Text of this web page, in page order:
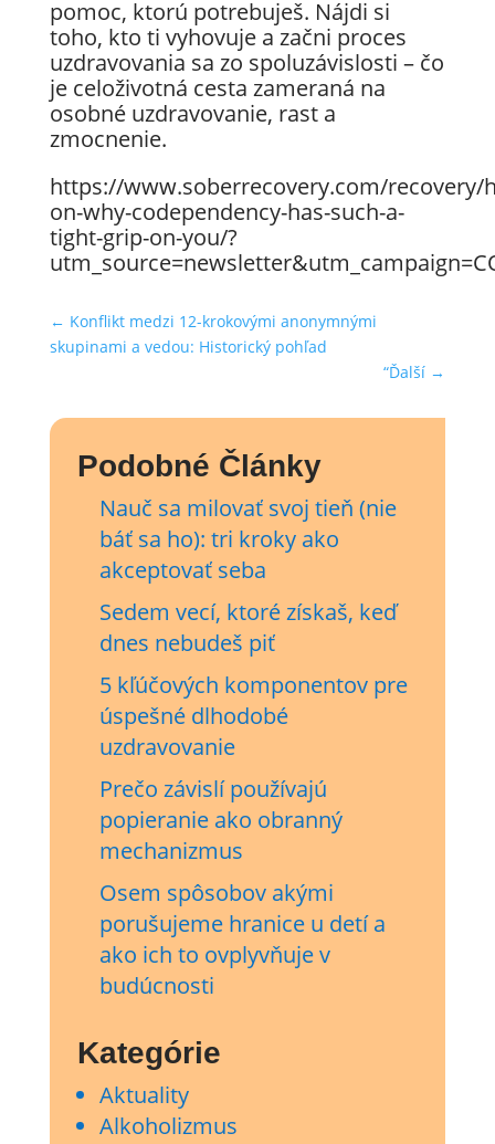
pomoc, ktorú potrebuješ. Nájdi si
toho, kto ti vyhovuje a začni proces
uzdravovania sa zo spoluzávislosti – čo
je celoživotná cesta zameraná na
osobné uzdravovanie, rast a
zmocnenie.
https://www.soberrecovery.com/recovery/
on-why-codependency-has-such-a-
tight-grip-on-you/?
← Konflikt medzi 12-krokovými anonymnými
skupinami a vedou: Historický pohľad
“Ďalší →
Podobné Články
Nauč sa milovať svoj tieň (nie
báť sa ho): tri kroky ako
akceptovať seba
Sedem vecí, ktoré získaš, keď
dnes nebudeš piť
5 kľúčových komponentov pre
úspešné dlhodobé
uzdravovanie
Prečo závislí používajú
popieranie ako obranný
mechanizmus
Osem spôsobov akými
porušujeme hranice u detí a
ako ich to ovplyvňuje v
budúcnosti
Kategórie
Aktuality
Alkoholizmus